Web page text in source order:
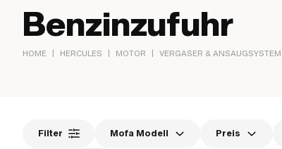
Benzinzufuhr
HOME | HERCULES | MOTOR | VERGASER & ANSAUGSYSTEM
Filter Mofa Modell Preis